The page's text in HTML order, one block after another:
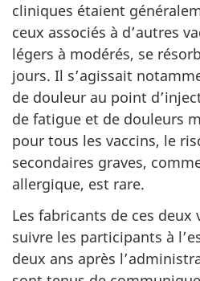
cliniques étaient
ceux associés à d’autres
légers à modérés, se
jours. Il s’agissait
de douleur au point
de fatigue et de douleurs
pour tous les vaccins, le
secondaires graves,
allergique, est rare.
Les fabricants de ces deux
suivre les participants à
deux ans après